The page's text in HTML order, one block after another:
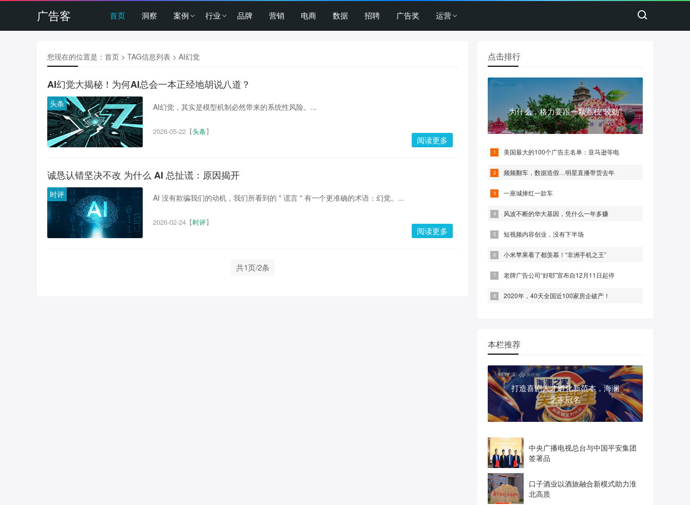
广告客 首页 洞察 案例 行业 品牌 营销 电商 数据 招聘 广告奖 运营
您现在的位置是： 首页 > TAG信息列表 > AI幻觉
AI幻觉大揭秘！为何AI总会一本正经地胡说八道？
头条 AI幻觉，其实是模型机制必然带来的系统性风险。...
2026-05-22【头条】
阅读更多
诚恳认错坚决不改 为什么 AI 总扯谎：原因揭开
时评 AI 没有欺骗我们的动机，我们所看到的 " 谎言 " 有一个更准确的术语：幻觉。...
2026-02-24【时评】
阅读更多
共1页/2条
点击排行
为什么，格力要跟一颗荔枝“较劲”
美国最大的100个广告主名单：亚马逊等电
频频翻车，数据造假…明星直播带货去年
一座城捧红一款车
风波不断的华大基因，凭什么一年多赚
短视频内容创业，没有下半场
小米苹果看了都羡慕！“非洲手机之王”
老牌广告公司“好耶”宣布自12月11日起停
2020年，40天全国近100家房企破产！
本栏推荐
打造喜剧人才孵化新范本，海澜
之家冠名
中央广播电视总台与中国平安集团
签署品
口子酒业以酒旅融合新模式助力淮
北高质